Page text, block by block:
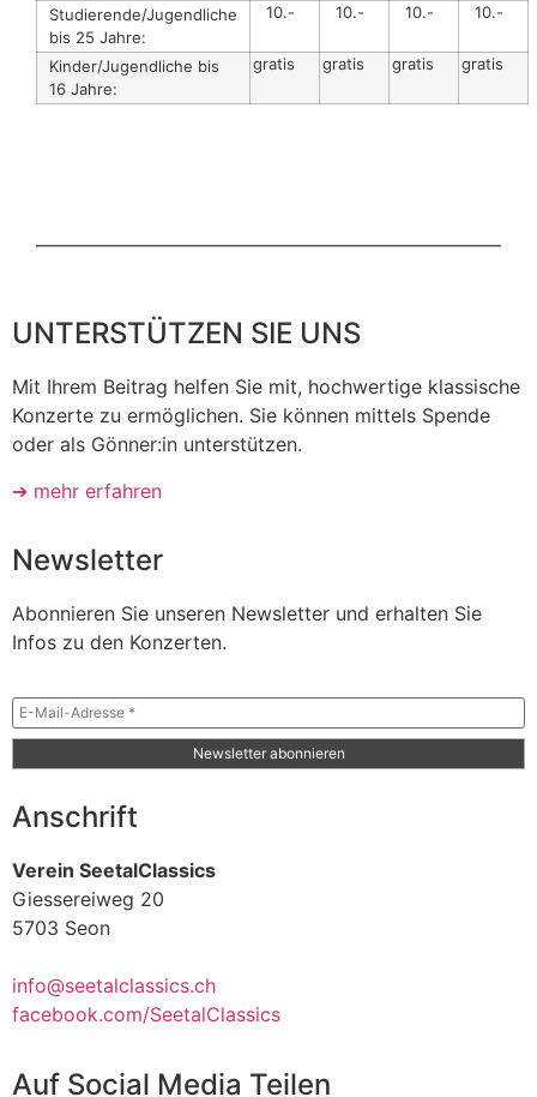
Studierende/Jugendliche
bis 25 Jahre:
10.- 10.- 10.- 10.-
Kinder/Jugendliche bis
16 Jahre:
gratis gratis gratis gratis
UNTERSTÜTZEN SIE UNS
Mit Ihrem Beitrag helfen Sie mit, hochwertige klassische
Konzerte zu ermöglichen. Sie können mittels Spende
oder als Gönner:in unterstützen.
➔ mehr erfahren
Newsletter
Abonnieren Sie unseren Newsletter und erhalten Sie
Infos zu den Konzerten.
Anschrift
Verein SeetalClassics
Giessereiweg 20
5703 Seon
info@seetalclassics.ch
facebook.com/SeetalClassics
Auf Social Media Teilen